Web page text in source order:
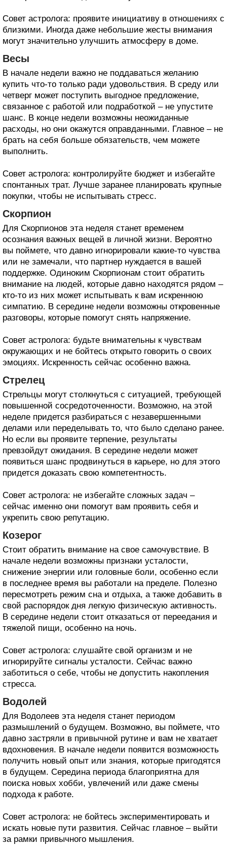
Совет астролога: проявите инициативу в отношениях с
близкими. Иногда даже небольшие жесты внимания
могут значительно улучшить атмосферу в доме.
Весы
В начале недели важно не поддаваться желанию
купить что-то только ради удовольствия. В среду или
четверг может поступить выгодное предложение,
связанное с работой или подработкой – не упустите
шанс. В конце недели возможны неожиданные
расходы, но они окажутся оправданными. Главное – не
брать на себя больше обязательств, чем можете
выполнить.
Совет астролога: контролируйте бюджет и избегайте
спонтанных трат. Лучше заранее планировать крупные
покупки, чтобы не испытывать стресс.
Скорпион
Для Скорпионов эта неделя станет временем
осознания важных вещей в личной жизни. Вероятно
вы поймете, что давно игнорировали какие-то чувства
или не замечали, что партнер нуждается в вашей
поддержке. Одиноким Скорпионам стоит обратить
внимание на людей, которые давно находятся рядом –
кто-то из них может испытывать к вам искреннюю
симпатию. В середине недели возможны откровенные
разговоры, которые помогут снять напряжение.
Совет астролога: будьте внимательны к чувствам
окружающих и не бойтесь открыто говорить о своих
эмоциях. Искренность сейчас особенно важна.
Стрелец
Стрельцы могут столкнуться с ситуацией, требующей
повышенной сосредоточенности. Возможно, на этой
неделе придется разбираться с незавершенными
делами или переделывать то, что было сделано ранее.
Но если вы проявите терпение, результаты
превзойдут ожидания. В середине недели может
появиться шанс продвинуться в карьере, но для этого
придется доказать свою компетентность.
Совет астролога: не избегайте сложных задач –
сейчас именно они помогут вам проявить себя и
укрепить свою репутацию.
Козерог
Стоит обратить внимание на свое самочувствие. В
начале недели возможны признаки усталости,
снижение энергии или головные боли, особенно если
в последнее время вы работали на пределе. Полезно
пересмотреть режим сна и отдыха, а также добавить в
свой распорядок дня легкую физическую активность.
В середине недели стоит отказаться от переедания и
тяжелой пищи, особенно на ночь.
Совет астролога: слушайте свой организм и не
игнорируйте сигналы усталости. Сейчас важно
заботиться о себе, чтобы не допустить накопления
стресса.
Водолей
Для Водолеев эта неделя станет периодом
размышлений о будущем. Возможно, вы поймете, что
давно застряли в привычной рутине и вам не хватает
вдохновения. В начале недели появится возможность
получить новый опыт или знания, которые пригодятся
в будущем. Середина периода благоприятна для
поиска новых хобби, увлечений или даже смены
подхода к работе.
Совет астролога: не бойтесь экспериментировать и
искать новые пути развития. Сейчас главное – выйти
за рамки привычного мышления.